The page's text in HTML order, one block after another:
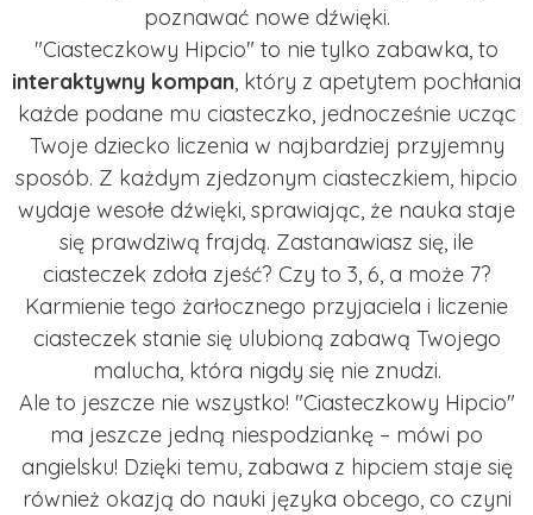
poznawać nowe dźwięki.
"Ciasteczkowy Hipcio" to nie tylko zabawka, to
interaktywny kompan, który z apetytem pochłania
każde podane mu ciasteczko, jednocześnie ucząc
Twoje dziecko liczenia w najbardziej przyjemny
sposób. Z każdym zjedzonym ciasteczkiem, hipcio
wydaje wesołe dźwięki, sprawiając, że nauka staje
się prawdziwą frajdą. Zastanawiasz się, ile
ciasteczek zdoła zjeść? Czy to 3, 6, a może 7?
Karmienie tego żarłocznego przyjaciela i liczenie
ciasteczek stanie się ulubioną zabawą Twojego
malucha, która nigdy się nie znudzi.
Ale to jeszcze nie wszystko! "Ciasteczkowy Hipcio"
ma jeszcze jedną niespodziankę – mówi po
angielsku! Dzięki temu, zabawa z hipciem staje się
również okazją do nauki języka obcego, co czyni